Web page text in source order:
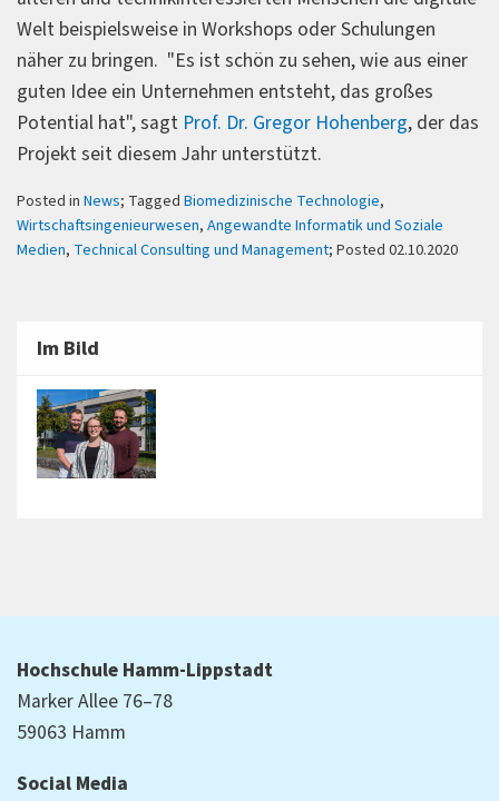
Welt beispielsweise in Workshops oder Schulungen
näher zu bringen. "Es ist schön zu sehen, wie aus einer
guten Idee ein Unternehmen entsteht, das großes
Potential hat", sagt Prof. Dr. Gregor Hohenberg, der das
Projekt seit diesem Jahr unterstützt.
Posted in News; Tagged Biomedizinische Technologie,
Wirtschaftsingenieurwesen, Angewandte Informatik und Soziale
Medien, Technical Consulting und Management; Posted 02.10.2020
Im Bild
Hochschule Hamm-Lippstadt
Marker Allee 76–78
59063 Hamm
Social Media